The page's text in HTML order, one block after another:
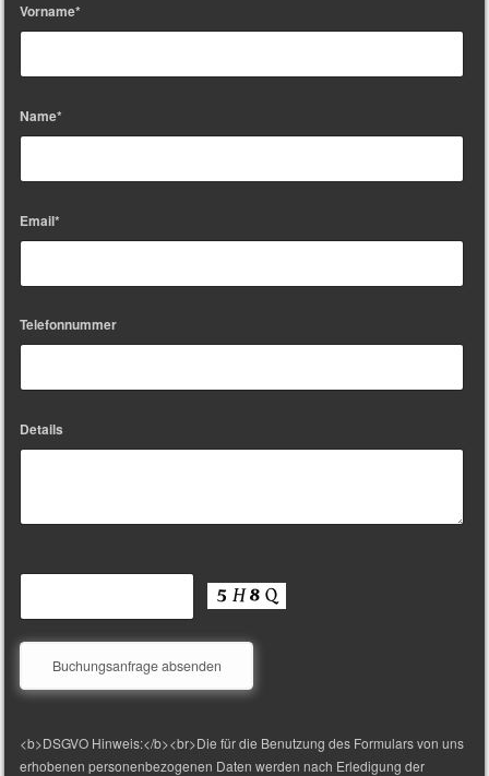
Vorname*
Name*
Email*
Telefonnummer
Details
<b>DSGVO Hinweis:</b><br>Die für die Benutzung des Formulars von uns
erhobenen personenbezogenen Daten werden nach Erledigung der